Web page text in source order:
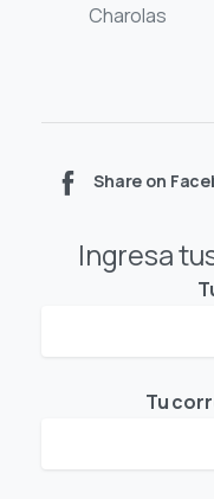
Charolas
Share on
Ingresa
Tu